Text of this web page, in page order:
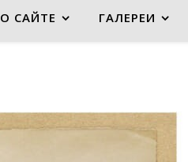
О САЙТЕ ГАЛЕРЕИ